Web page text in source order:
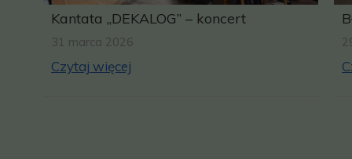
Kantata „DEKALOG” – koncert
31 marca 2026
Czytaj więcej